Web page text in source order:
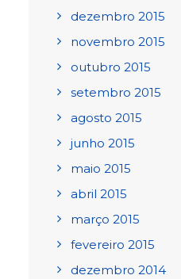
dezembro 2015
novembro 2015
outubro 2015
setembro 2015
agosto 2015
junho 2015
maio 2015
abril 2015
março 2015
fevereiro 2015
dezembro 2014